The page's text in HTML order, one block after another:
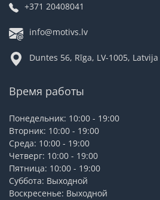
+371 20408041
info@motivs.lv
Duntes 56, Rīga, LV-1005, Latvija
Время работы
Понедельник: 10:00 - 19:00
Вторник: 10:00 - 19:00
Среда: 10:00 - 19:00
Четверг: 10:00 - 19:00
Пятница: 10:00 - 19:00
Суббота: Выходной
Воскресенье: Выходной